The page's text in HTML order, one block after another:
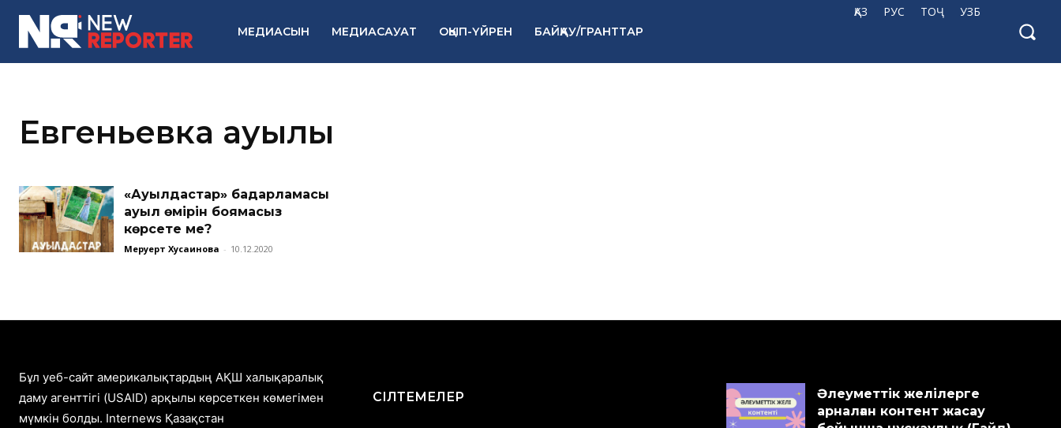
ҚАЗ РУС ТОҶ УЗБ
МЕДИАСЫН МЕДИАСАУАТ ОҚЫП-ҮЙРЕН БАЙҚАУ/ГРАНТТАР
Евгеньевка ауылы
«Ауылдастар» бағдарламасы
ауыл өмірін боямасыз
көрсете ме?
Меруерт Хусаинова - 10.12.2020
Бұл уеб-сайт америкалықтардың АҚШ халықаралық
даму агенттігі (USAID) арқылы көрсеткен көмегімен
мүмкін болды. Internews Қазақстан
СІЛТЕМЕЛЕР
Әлеуметтік желілерге
арналған контент жасау